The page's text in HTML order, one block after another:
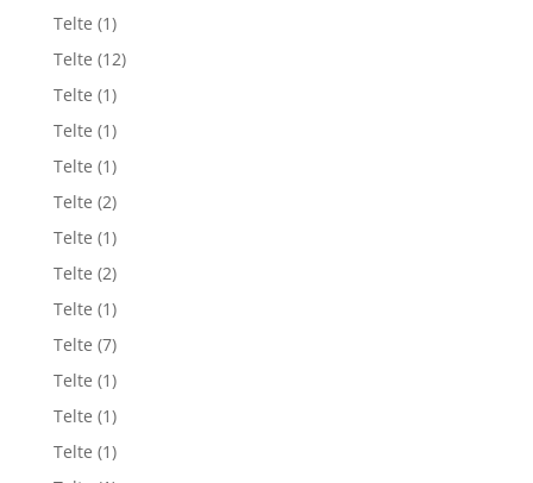
Telte (1)
Telte (12)
Telte (1)
Telte (1)
Telte (1)
Telte (2)
Telte (1)
Telte (2)
Telte (1)
Telte (7)
Telte (1)
Telte (1)
Telte (1)